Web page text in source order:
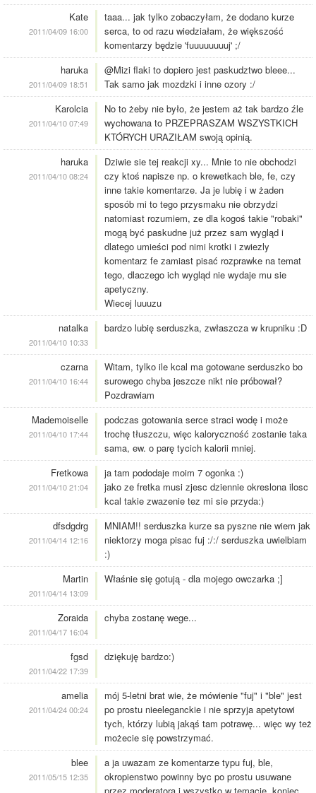
Kate
2011/04/09 16:00
taaa... jak tylko zobaczyłam, że dodano kurze
serca, to od razu wiedziałam, że większość
komentarzy będzie 'fuuuuuuuuj' ;/
haruka
2011/04/09 18:51
@Mizi flaki to dopiero jest paskudztwo bleee...
Tak samo jak mozdzki i inne ozory :/
Karolcia
2011/04/10 07:49
No to żeby nie było, że jestem aż tak bardzo źle
wychowana to PRZEPRASZAM WSZYSTKICH
KTÓRYCH URAZIŁAM swoją opinią.
haruka
2011/04/10 08:24
Dziwie sie tej reakcji xy... Mnie to nie obchodzi
czy ktoś napisze np. o krewetkach ble, fe, czy
inne takie komentarze. Ja je lubię i w żaden
sposób mi to tego przysmaku nie obrzydzi
natomiast rozumiem, ze dla kogoś takie "robaki"
mogą być paskudne już przez sam wygląd i
dlatego umieści pod nimi krotki i zwiezly
komentarz fe zamiast pisać rozprawke na temat
tego, dlaczego ich wygląd nie wydaje mu sie
apetyczny.
Wiecej luuuzu
natalka
2011/04/10 10:33
bardzo lubię serduszka, zwłaszcza w krupniku :D
czarna
2011/04/10 16:44
Witam, tylko ile kcal ma gotowane serduszko bo
surowego chyba jeszcze nikt nie próbował?
Pozdrawiam
Mademoiselle
2011/04/10 17:44
podczas gotowania serce straci wodę i może
trochę tłuszczu, więc kaloryczność zostanie taka
sama, ew. o parę tycich kalorii mniej.
Fretkowa
2011/04/10 21:04
ja tam pododaje moim 7 ogonka :)
jako ze fretka musi zjesc dziennie okreslona ilosc
kcal takie zwazenie tez mi sie przyda:)
dfsdgdrg
2011/04/14 12:16
MNIAM!! serduszka kurze sa pyszne nie wiem jak
niektorzy moga pisac fuj :/:/ serduszka uwielbiam
:)
Martin
2011/04/14 13:09
Właśnie się gotują - dla mojego owczarka ;]
Zoraida
2011/04/17 16:04
chyba zostanę wege...
fgsd
2011/04/22 17:39
dziękuję bardzo:)
amelia
2011/04/24 00:24
mój 5-letni brat wie, że mówienie "fuj" i "ble" jest
po prostu nieeleganckie i nie sprzyja apetytowi
tych, którzy lubią jakąś tam potrawę... więc wy też
możecie się powstrzymać.
blee
2011/05/15 12:35
a ja uwazam ze komentarze typu fuj, ble,
okropienstwo powinny byc po prostu usuwane